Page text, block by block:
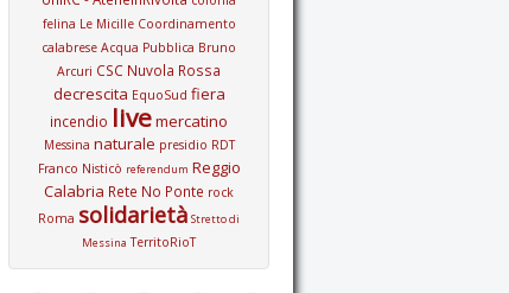
felina Le Micille Coordinamento
calabrese Acqua Pubblica Bruno
Arcuri CSC Nuvola Rossa
decrescita EquoSud fiera
incendio livemercatino
Messina naturale presidio RDT
Franco Nisticò referendum Reggio
Calabria Rete No Ponte rock
Roma solidarietà Stretto di
Messina TerritoRioT